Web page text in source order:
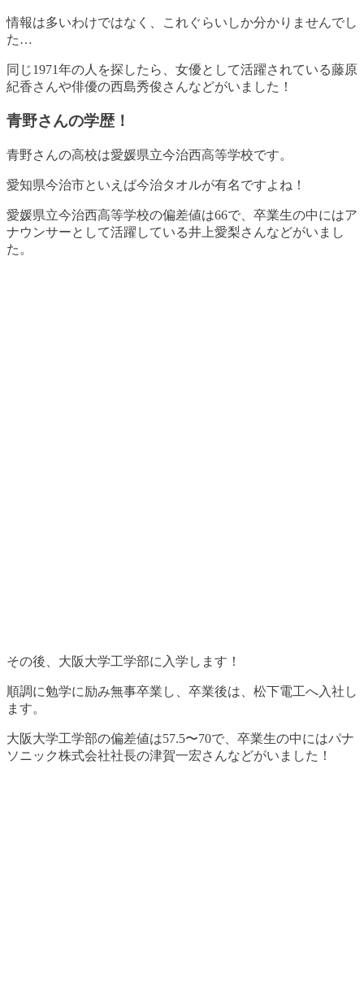
情報は多いわけではなく、これぐらいしか分かりませんでし
た…
同じ1971年の人を探したら、女優として活躍されている藤原
紀香さんや俳優の西島秀俊さんなどがいました！
青野さんの学歴！
青野さんの高校は愛媛県立今治西高等学校です。
愛知県今治市といえば今治タオルが有名ですよね！
愛媛県立今治西高等学校の偏差値は66で、卒業生の中にはア
ナウンサーとして活躍している井上愛梨さんなどがいまし
た。
その後、 大阪大学工学部に入学します！
順調に勉学に励み無事卒業し、卒業後は、松下電工へ入社し
ます。
大阪大学工学部の偏差値は57.5〜70で、卒業生の中にはパナ
ソニック株式会社社長の津賀一宏さんなどがいました！